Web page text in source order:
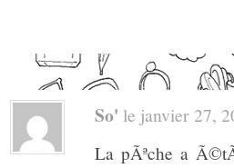
So' le janvier 27,
La pÃªche a